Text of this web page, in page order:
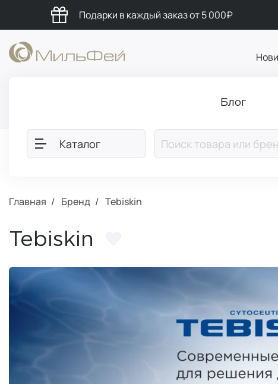
Подарки в каждый заказ от 5 000₽
Блог
Каталог
Главная Бренд Tebiskin
Tebiskin